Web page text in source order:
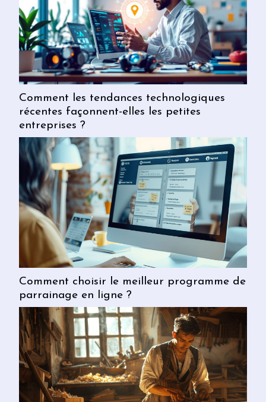
Comment les tendances technologiques
récentes façonnent-elles les petites
entreprises ?
Comment choisir le meilleur programme de
parrainage en ligne ?